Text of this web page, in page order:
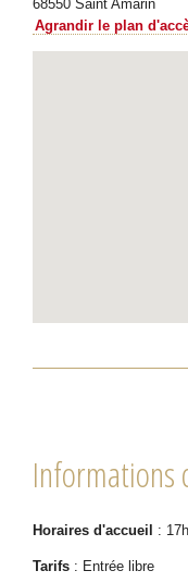
68550 Saint Amarin
Agrandir le plan
Informations
Horaires d'accueil : 17h
Tarifs : Entrée libre